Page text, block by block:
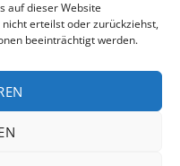
auf dieser Website
erteilst oder zurückziehst,
beeinträchtigt werden.